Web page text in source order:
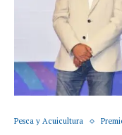
Pesca y Acuicultura